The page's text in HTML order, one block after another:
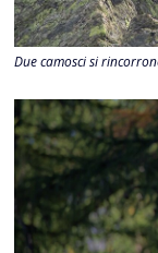
Due camosci si